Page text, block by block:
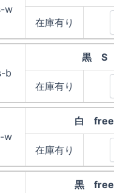
w
在庫有り
b
黒 S
在庫有り
w
白 free
在庫有り
黒 free